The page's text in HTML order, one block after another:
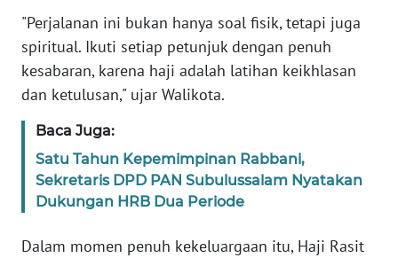
"Perjalanan ini bukan hanya soal fisik, tetapi juga
spiritual. Ikuti setiap petunjuk dengan penuh
kesabaran, karena haji adalah latihan keikhlasan
dan ketulusan," ujar Walikota.
Baca Juga:
Satu Tahun Kepemimpinan Rabbani,
Sekretaris DPD PAN Subulussalam Nyatakan
Dukungan HRB Dua Periode
Dalam momen penuh kekeluargaan itu, Haji Rasit
BARAT
WN
RIAU
WN
SERAMBI
WN